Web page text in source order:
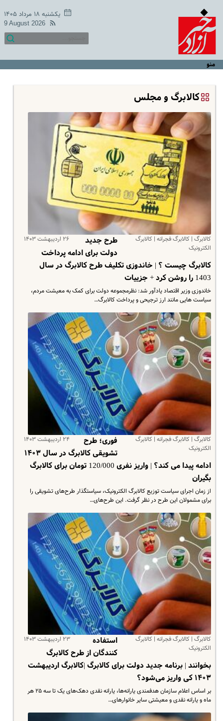
یکشنبه ۱۸ مرداد ۱۴۰۵
9 August 2026
منو
کالابرگ و مجلس
کالابرگ | کالابرگ فجرانه | کالابرگ
الکترونیک
۲۶ اردیبهشت ۱۴۰۳
طرح جدید
دولت برای ادامه پرداخت
کالابرگ چیست ؟ | خاندوزی تکلیف طرح کالابرگ در سال
1403 را روشن کرد + جزییات
خاندوزی وزیر اقتصاد یادآور شد: نظرمجموعه دولت برای کمک به معیشت مردم،
سیاست هایی مانند ارز ترجیحی و پرداخت کالابرگ…
کالابرگ | کالابرگ فجرانه | کالابرگ
الکترونیک
۲۴ اردیبهشت ۱۴۰۳
فوری؛ طرح
تشویقی کالابرگ در سال ۱۴۰۳
ادامه پیدا می کند؟ | واریز نفری 120/000 تومان برای کالابرگ
بگیران
از زمان اجرای سیاست توزیع کالابرگ الکترونیک، سیاستگذار طرح‌های تشویقی را
برای مشمولان این طرح در نظر گرفت. این طرح‌های…
کالابرگ | کالابرگ فجرانه | کالابرگ
الکترونیک
۲۳ اردیبهشت ۱۴۰۳
استفاده
کنندگان از طرح کالابرگ
بخوانند | برنامه جدید دولت برای کالابرگ |کالابرگ اردیبهشت
۱۴۰۳ کی واریز می‌شود؟
بر اساس اعلام سازمان هدفمندی یارانه‌ها، یارانه نقدی دهک‌های یک تا سه ۲۵ هر
ماه و یارانه نقدی و معیشتی سایر خانوارهای…